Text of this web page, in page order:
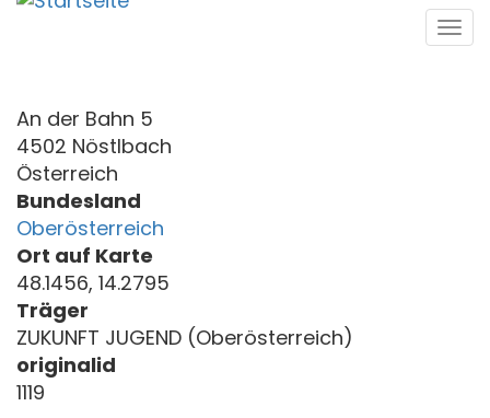
Direkt
An der Bahn 5
4502 Nöstlbach
Österreich
Bundesland
Oberösterreich
Ort auf Karte
48.1456, 14.2795
Träger
ZUKUNFT JUGEND (Oberösterreich)
originalid
1119